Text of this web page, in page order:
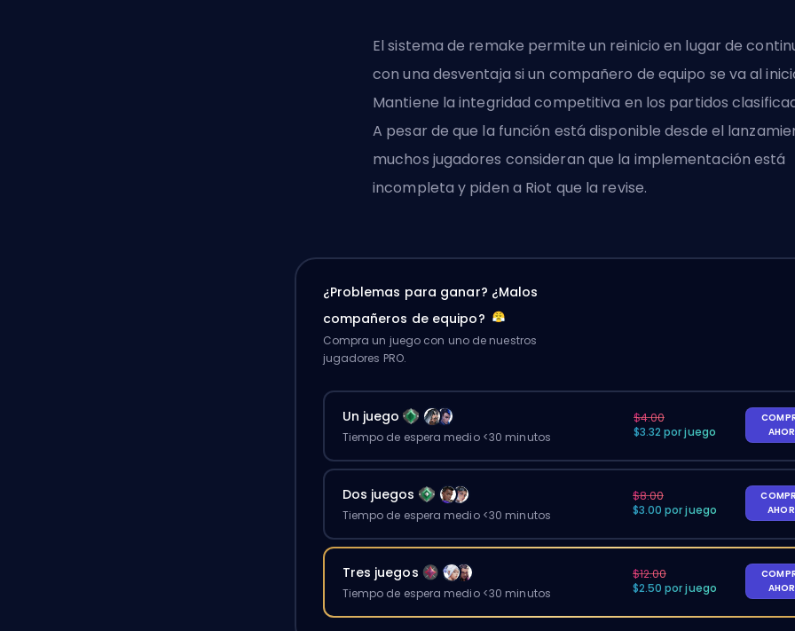
El sistema de remake permite un reinicio en lugar de
con una desventaja si un compañero de equipo se va al
Mantiene la integridad competitiva en los partidos
A pesar de que la función está disponible desde el
muchos jugadores consideran que la implementación está
incompleta y piden a Riot que la revise.
¿Problemas para ganar? ¿Malos
compañeros de equipo?
Compra un juego con uno de nuestros
jugadores PRO.
Un juego
Tiempo de espera medio <30 minutos
$4.00
$3.32 por juego
Dos juegos
Tiempo de espera medio <30 minutos
$8.00
$3.00 por juego
Tres juegos
Tiempo de espera medio <30 minutos
$12.00
$2.50 por juego